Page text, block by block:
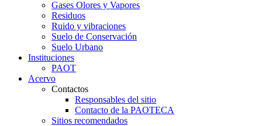
Gases Olores y Vapores
Residuos
Ruido y vibraciones
Suelo de Conservación
Suelo Urbano
Instituciones
PAOT
Acervo
Contactos
Responsables del sitio
Contacto de la PAOTECA
Sitios recomendados